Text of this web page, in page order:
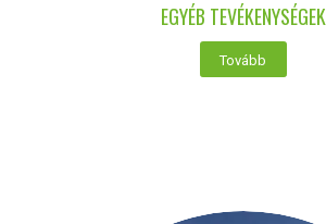
EGYÉB TEVÉKENYSÉGEK
Tovább